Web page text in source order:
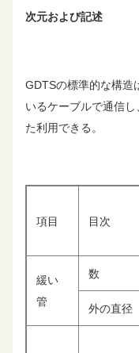
次元および記述
GDTSの標準的な構造
いるケーブルで通信
た利用できる。
項目 目次
緩い
管
数
外の直径